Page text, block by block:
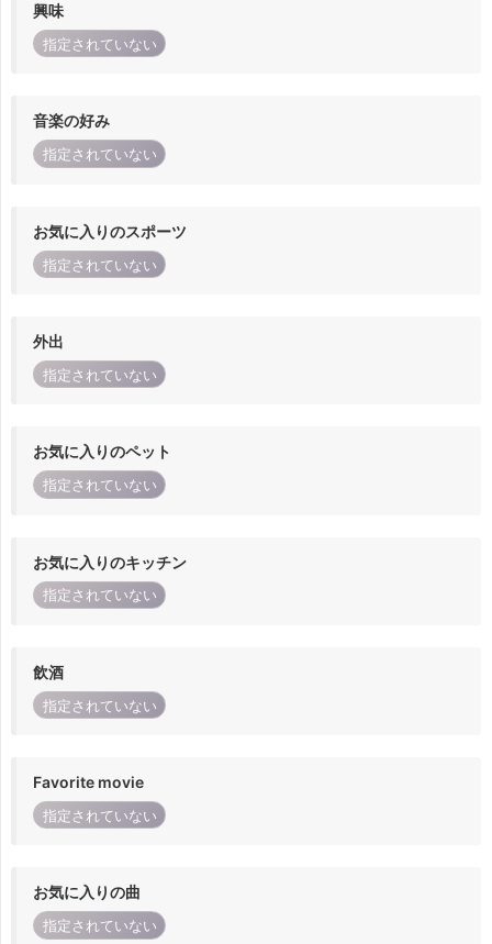
興味
指定されていない
音楽の好み
指定されていない
お気に入りのスポーツ
指定されていない
外出
指定されていない
お気に入りのペット
指定されていない
お気に入りのキッチン
指定されていない
飲酒
指定されていない
Favorite movie
指定されていない
お気に入りの曲
指定されていない